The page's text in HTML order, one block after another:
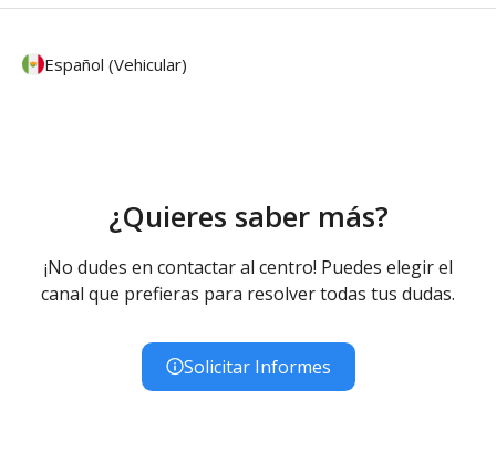
Español (Vehicular)
¿Quieres saber más?
¡No dudes en contactar al centro! Puedes elegir el
canal que prefieras para resolver todas tus dudas.
Solicitar Informes